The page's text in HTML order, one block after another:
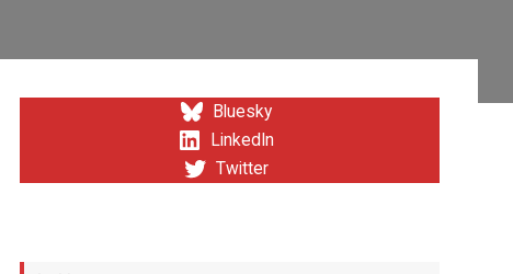
Bluesky
LinkedIn
Twitter